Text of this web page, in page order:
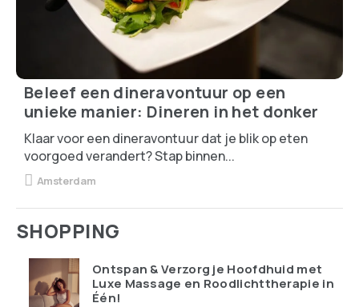
Beleef een dineravontuur op een
unieke manier: Dineren in het donker
Klaar voor een dineravontuur dat je blik op eten
voorgoed verandert? Stap binnen...
Amsterdam
SHOPPING
Ontspan & Verzorg je Hoofdhuid met
Luxe Massage en Roodlichttherapie in
Één!